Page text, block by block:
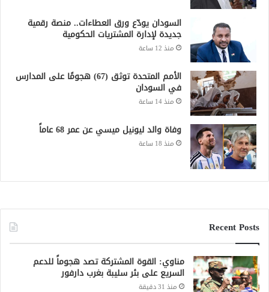
السودان يودّع ورق العطاءات.. منصة رقمية
جديدة لإدارة المشتريات الحكومية
منذ 12 ساعة
الأمم المتحدة توثق (67) هجومًا على المدارس
في السودان
منذ 14 ساعة
وفاة والد ليونيل ميسي عن عمر 68 عاماً
منذ 18 ساعة
Recent Posts
مناوي: القوة المشتركة تصد هجوماً للدعم
السريع على بئر سليبة بغرب دارفور
منذ 31 دقيقة